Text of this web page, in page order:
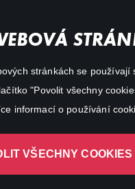
stránkách se
"Povolit všechny
informací o používání
VŠECHNY COOKIES